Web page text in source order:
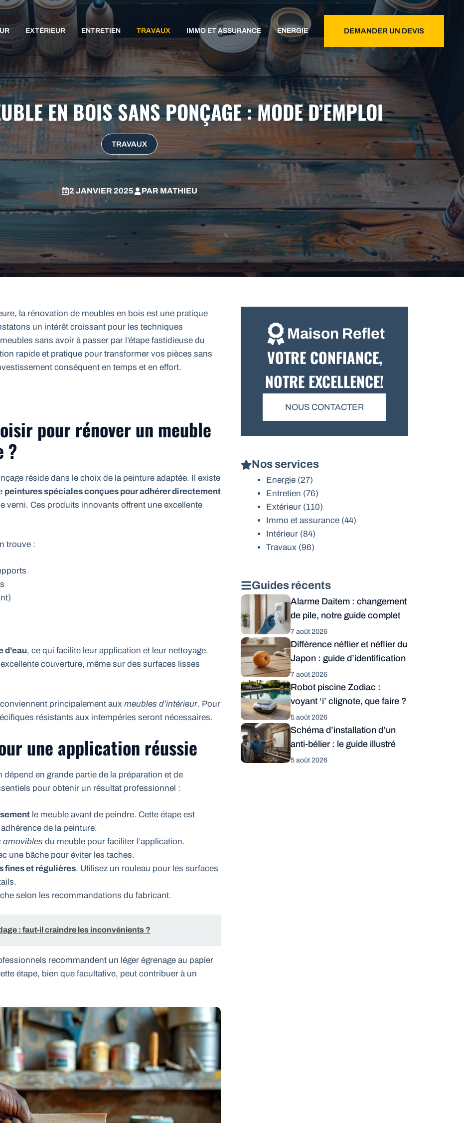
EXTÉRIEUR ENTRETIEN TRAVAUX IMMO ET ASSURANCE ENERGIE DEMANDER UN DEVIS
EN BOIS SANS PONÇAGE : MODE D’EMPLOI
TRAVAUX
2 JANVIER 2025 PAR MATHIEU
la rénovation de meubles en bois est une pratique
un intérêt croissant pour les techniques
sans avoir à passer par l’étape fastidieuse du
rapide et pratique pour transformer vos pièces sans
conséquent en temps et en effort.
pour rénover un meuble
?
réside dans le choix de la peinture adaptée. Il existe
peintures spéciales conçues pour adhérer directement
verni. Ces produits innovants offrent une excellente
trouve :
d’eau, ce qui facilite leur application et leur nettoyage.
couverture, même sur des surfaces lisses
principalement aux meubles d’intérieur. Pour
résistants aux intempéries seront nécessaires.
une application réussie
en grande partie de la préparation et de
pour obtenir un résultat professionnel :
le meuble avant de peindre. Cette étape est
de la peinture.
amovibles du meuble pour faciliter l’application.
une bâche pour éviter les taches.
fines et régulières. Utilisez un rouleau pour les surfaces
selon les recommandations du fabricant.
: faut-il craindre les inconvénients ?
recommandent un léger égrenage au papier
étape, bien que facultative, peut contribuer à un
Maison Reflet
VOTRE CONFIANCE,
NOTRE EXCELLENCE!
NOUS CONTACTER
Nos services
Energie (27)
Entretien (76)
Extérieur (110)
Immo et assurance (44)
Intérieur (84)
Travaux (96)
Guides récents
Alarme Daitem : changement
de pile, notre guide complet
7 août 2026
Différence néflier et néflier du
Japon : guide d’identification
7 août 2026
Robot piscine Zodiac :
voyant ‘i’ clignote, que faire ?
5 août 2026
Schéma d’installation d’un
anti-bélier : le guide illustré
5 août 2026